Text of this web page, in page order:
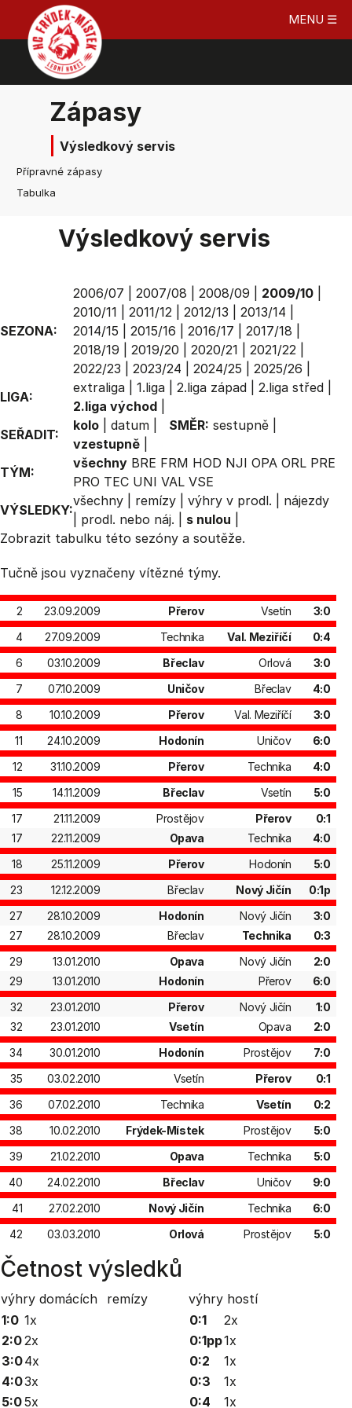
MENU ☰
Zápasy
Výsledkový servis
Přípravné zápasy
Tabulka
Výsledkový servis
SEZONA:
2006/07 2007/08 2008/09 2009/10
2010/11
2011/12 2012/13 2013/14
2014/15
2015/16 2016/17 2017/18
2018/19
2019/20 2020/21 2021/22
2022/23
2023/24 2024/25 2025/26
LIGA:
extraliga 1.liga 2.liga západ 2.liga střed
2.liga východ
SEŘADIT:
kolo datum SMĚR: sestupně
vzestupně
TÝM:
všechny BRE FRM HOD NJI OPA ORL PRE
PRO TEC UNI VAL VSE
VÝSLEDKY:
všechny remízy výhry v prodl.
nájezdy
prodl. nebo náj. s nulou
Zobrazit tabulku této sezóny a soutěže.
Tučně jsou vyznačeny vítězné týmy.
2 23.09.2009 Přerov Vsetín
3:0
4
27.09.2009 Technika Val. Meziříčí
0:4
6
03.10.2009 Břeclav Orlová
3:0
7
07.10.2009 Uničov Břeclav
4:0
8
10.10.2009 Přerov Val. Meziříčí
3:0
11
24.10.2009 Hodonín Uničov
6:0
12
31.10.2009 Přerov Technika
4:0
15
14.11.2009 Břeclav Vsetín
5:0
17
21.11.2009 Prostějov Přerov
0:1
17
22.11.2009 Opava Technika
4:0
18
25.11.2009 Přerov Hodonín
5:0
23
12.12.2009 Břeclav Nový Jičín
0:1p
27
28.10.2009 Hodonín Nový Jičín
3:0
27
28.10.2009 Břeclav Technika
0:3
29
13.01.2010 Opava Nový Jičín
2:0
29
13.01.2010 Hodonín Přerov
6:0
32
23.01.2010 Přerov Nový Jičín
1:0
32
23.01.2010 Vsetín Opava
2:0
34
30.01.2010 Hodonín Prostějov
7:0
35
03.02.2010 Vsetín Přerov
0:1
36
07.02.2010 Technika Vsetín
0:2
38
10.02.2010 Frýdek-Místek Prostějov
5:0
39
21.02.2010 Opava Technika
5:0
40
24.02.2010 Břeclav Uničov
9:0
41
27.02.2010 Nový Jičín Technika
6:0
42
03.03.2010 Orlová Prostějov 5:0
Četnost výsledků
výhry domácích remízy výhry hostí
1:0 1x
2:02x
3:04x
4:03x
5:05x
0:1
2x
0:1pp1x
0:2
1x
0:3
1x
0:4
1x